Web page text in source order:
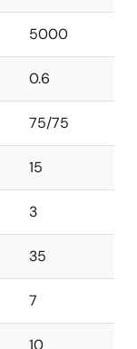
5000
0.6
75/75
15
3
35
7
10